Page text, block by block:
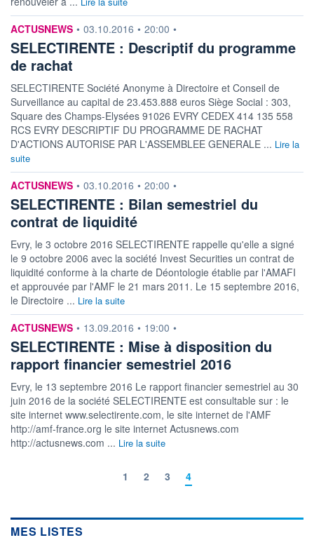
information fournie par
ACTUSNEWS • 03.10.2016 • 20:00 •
SELECTIRENTE : Descriptif du programme
de rachat
SELECTIRENTE Société Anonyme à Directoire et Conseil de
Surveillance au capital de 23.453.888 euros Siège Social : 303,
Square des Champs-Elysées 91026 EVRY CEDEX 414 135 558
RCS EVRY DESCRIPTIF DU PROGRAMME DE RACHAT
D'ACTIONS AUTORISE PAR L'ASSEMBLEE GENERALE ... Lire la
suite
information fournie par
ACTUSNEWS • 03.10.2016 • 20:00 •
SELECTIRENTE : Bilan semestriel du
contrat de liquidité
Evry, le 3 octobre 2016 SELECTIRENTE rappelle qu'elle a signé
le 9 octobre 2006 avec la société Invest Securities un contrat de
liquidité conforme à la charte de Déontologie établie par l'AMAFI
et approuvée par l'AMF le 21 mars 2011. Le 15 septembre 2016,
le Directoire ... Lire la suite
information fournie par
ACTUSNEWS • 13.09.2016 • 19:00 •
SELECTIRENTE : Mise à disposition du
rapport financier semestriel 2016
Evry, le 13 septembre 2016 Le rapport financier semestriel au 30
juin 2016 de la société SELECTIRENTE est consultable sur : le
site internet www.selectirente.com, le site internet de l'AMF
http://amf-france.org le site internet Actusnews.com
http://actusnews.com ... Lire la suite
1 2 3 4
MES LISTES